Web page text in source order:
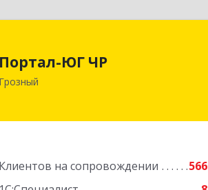
Портал-ЮГ ЧР
Грозный
Клиентов на сопровождении
566
364906, Чеченская Респ, Грозный г,
Подробнее